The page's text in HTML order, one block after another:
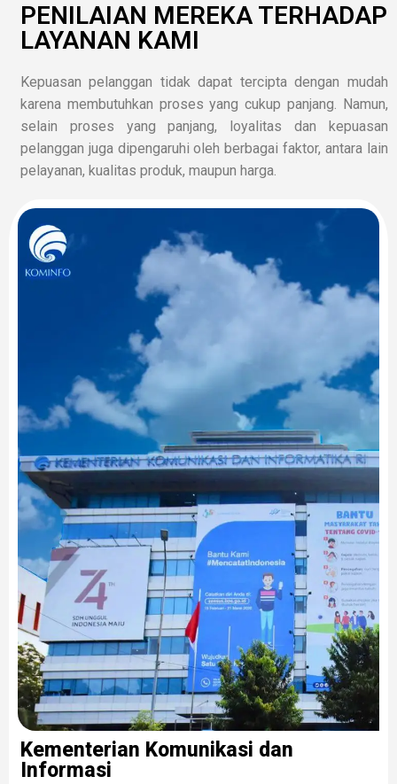
PENILAIAN MEREKA TERHADAP
LAYANAN KAMI
Kepuasan pelanggan tidak dapat tercipta dengan mudah
karena membutuhkan proses yang cukup panjang. Namun,
selain proses yang panjang, loyalitas dan kepuasan
pelanggan juga dipengaruhi oleh berbagai faktor, antara lain
pelayanan, kualitas produk, maupun harga.
Kementerian Komunikasi dan
Informasi